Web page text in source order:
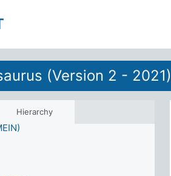
(Version 2 - 2021)
Hierarchy
UND KATASTROPHEN
VERWANDTE STUDIENGEBIETE